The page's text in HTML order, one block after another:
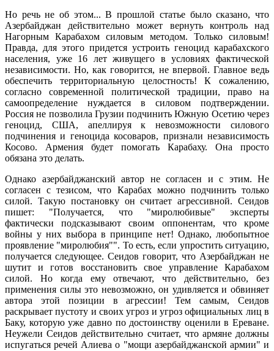
Но речь не об этом... В прошлой статье было сказано, что
Азербайджан действительно может вернуть контроль над
Нагорным Карабахом силовым методом. Только силовым!
Правда, для этого придется устроить геноцид карабахского
населения, уже 16 лет живущего в условиях фактической
независимости. Но, как говорится, не впервой. Главное ведь
обеспечить территориальную целостность! К сожалению,
согласно современной политической традиции, право на
самоопределение нуждается в силовом подтверждении.
Россия не позволила Грузии подчинить Южную Осетию через
геноцид, США, апеллируя к невозможности силового
подчинения и геноцида косоваров, признали независимость
Косово. Армения будет помогать Карабаху. Она просто
обязана это делать.
Однако азербайджанский автор не согласен и с этим. Не
согласен с тезисом, что Карабах можно подчинить только
силой. Такую постановку он считает агрессивной. Сеидов
пишет: "Получается, что "миролюбивые" эксперты
фактически подсказывают своим оппонентам, что кроме
войны у них выбора в принципе нет! Однако, любопытное
проявление "миролюбия"". То есть, если упростить ситуацию,
получается следующее. Сеидов говорит, что Азербайджан не
шутит и готов восстановить свое управление Карабахом
силой. Но когда ему отвечают, что действительно, без
применения силы это невозможно, он удивляется и обвиняет
автора этой позиции в агрессии! Тем самым, Сеидов
раскрывает пустоту и своих угроз и угроз официальных лиц в
Баку, которую уже давно по достоинству оценили в Ереване.
Неужели Сеидов действительно считает, что армяне должны
испугаться речей Алиева о "мощи азербайджанской армии" и